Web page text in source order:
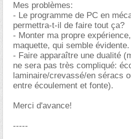
Mes problèmes:
- Le programme de PC en
permettra-t-il de faire tout ça?
- Monter ma propre
maquette, qui semble
- Faire apparaître une dualité
ne sera pas très compliqué:
laminaire/crevassé/en séracs
entre écoulement et fonte).
Merci d'avance!
-----